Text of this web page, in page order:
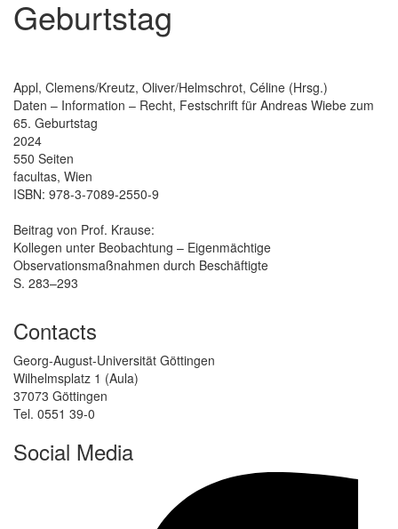
Geburtstag
Appl, Clemens/Kreutz, Oliver/Helmschrot, Céline (Hrsg.)
Daten – Information – Recht, Festschrift für Andreas Wiebe zum
65. Geburtstag
2024
550 Seiten
facultas, Wien
ISBN: 978-3-7089-2550-9
Beitrag von Prof. Krause:
Kollegen unter Beobachtung – Eigenmächtige
Observationsmaßnahmen durch Beschäftigte
S. 283–293
Contacts
Georg-August-Universität Göttingen
Wilhelmsplatz 1 (Aula)
37073 Göttingen
Tel. 0551 39-0
Social Media